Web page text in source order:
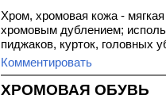
Хром, хромовая кожа -
хромовым дублением;
пиджаков, курток, головных
Комментировать
ХРОМОВАЯ ОБУВЬ